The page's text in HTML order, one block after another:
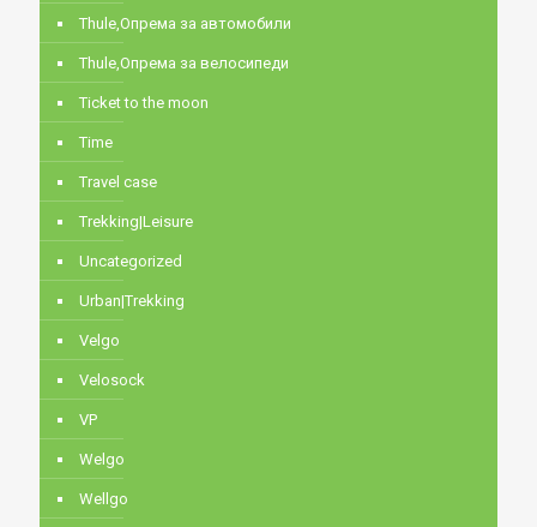
Thule,Опрема за автомобили
Thule,Опрема за велосипеди
Ticket to the moon
Time
Travel case
Trekking|Leisure
Uncategorized
Urban|Trekking
Velgo
Velosock
VP
Welgo
Wellgo